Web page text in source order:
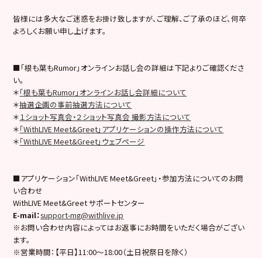
皆様には多大なご迷惑をお掛け致しますが、ご理解、ご了承のほど、何卒
よろしくお願い申し上げます。
■「根も葉もRumor」オンラインお話し会の詳細は下記よりご確認くださ
い。
＊「根も葉もRumor」オンラインお話し会詳細について
＊抽選企画の事前抽選方法について
＊１ショット写真会・２ショット写真会 撮影方法について
＊「WithLIVE Meet&Greet」アプリケーションの操作方法について
＊「WithLIVE Meet&Greet」ウェブページ
■アプリケーション「WithLIVE Meet&Greet」・参加方法についてのお問
い合わせ
WithLIVE Meet&Greet サポートセンター
E-mail：support-mg@withlive.jp
※お問い合わせ内容によってはお返事にお時間をいただく場合がござい
ます。
※営業時間：【平日】11:00〜18:00（土日祝祭日を除く）